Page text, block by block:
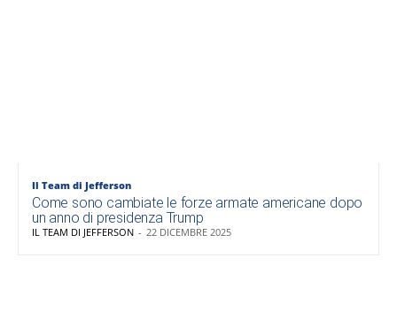
Il Team di Jefferson
Come sono cambiate le forze armate americane dopo
un anno di presidenza Trump
IL TEAM DI JEFFERSON - 22 DICEMBRE 2025